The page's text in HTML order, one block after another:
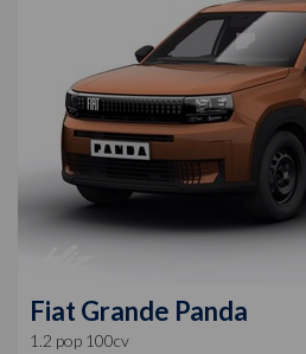
Fiat Grande Panda
1.2 pop 100cv